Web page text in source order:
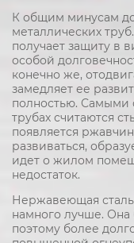
К общим минусам
металлических
получает защиту в
особой
конечно же,
замедляет ее
полностью. Самыми
трубах считаются
появляется
развиваться,
идет о жилом
недостаток.
Нержавеющая сталь
намного лучше. Она
поэтому более